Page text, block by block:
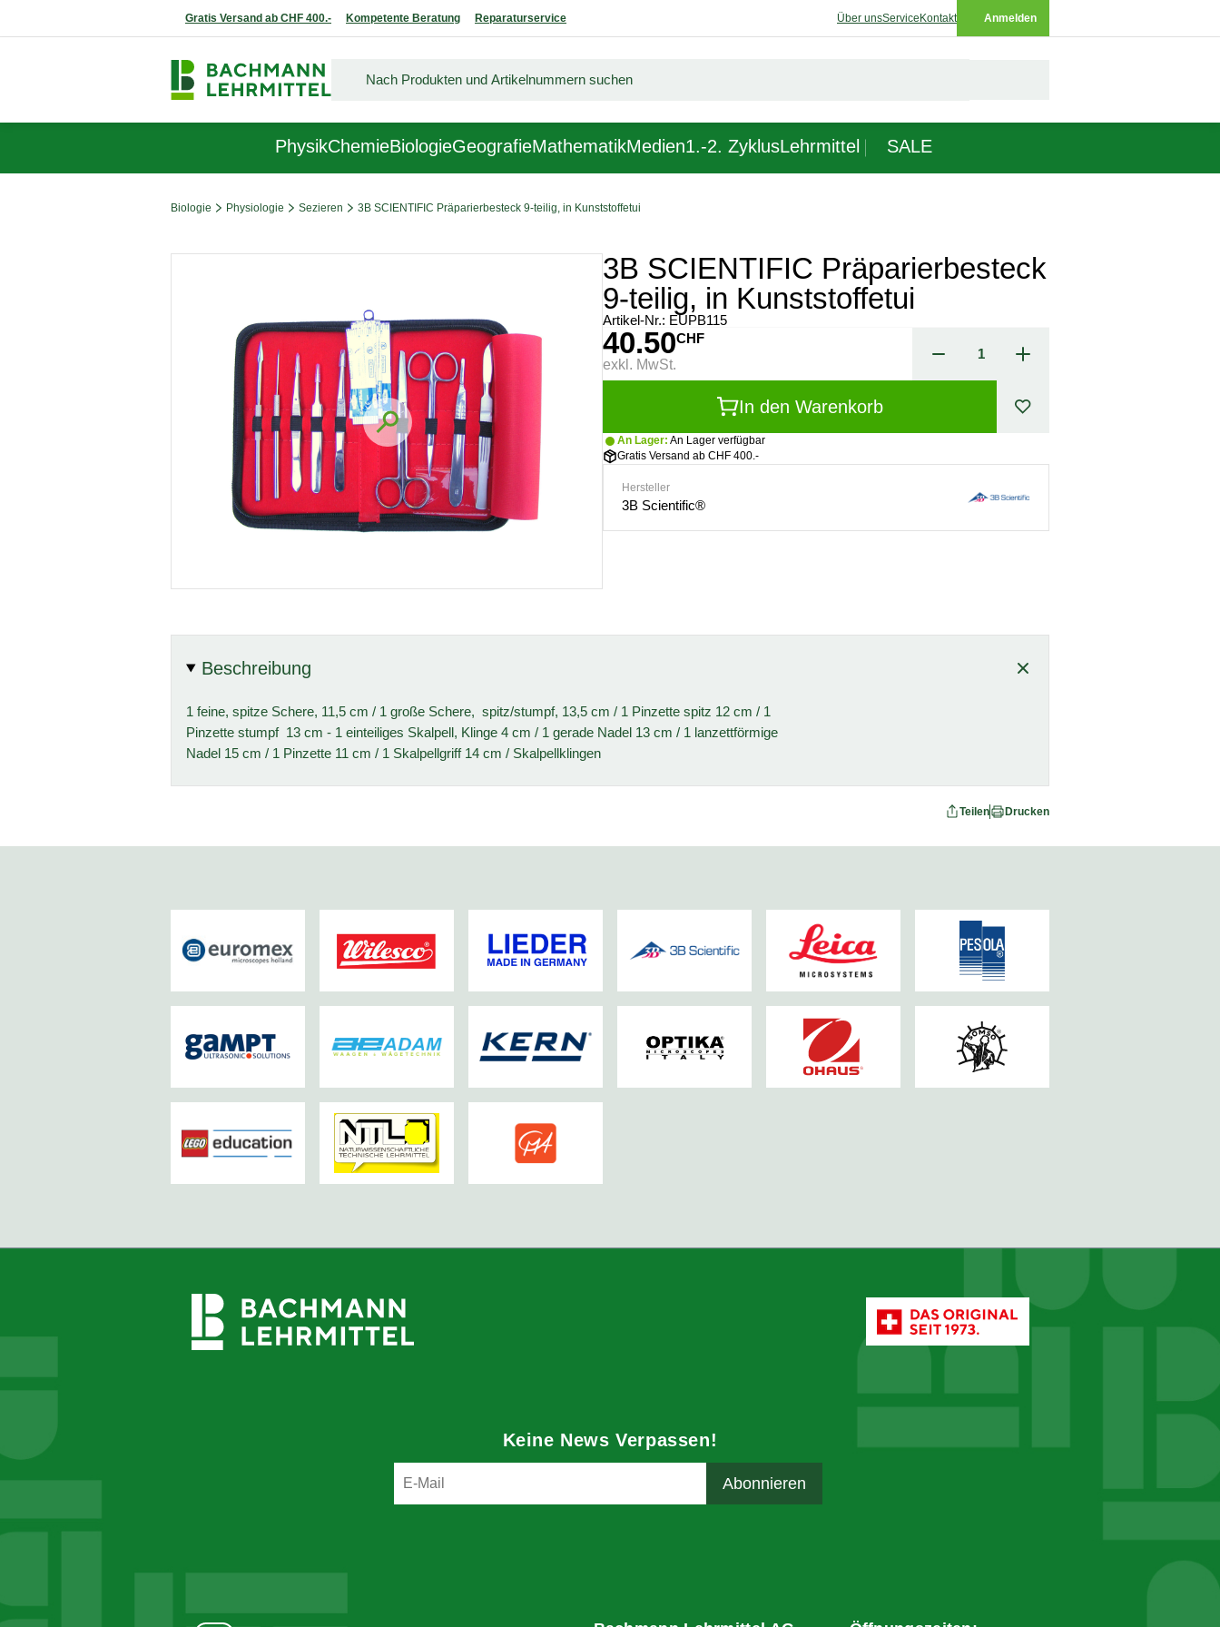
Gratis Versand ab CHF 400.- Kompetente Beratung Reparaturservice Über unsService Kontakt Anmelden
PhysikChemieBiologieGeografieMathematikMedien1.-2. ZyklusLehrmittel SALE
Biologie Physiologie Sezieren 3B SCIENTIFIC Präparierbesteck 9-teilig, in Kunststoffetui
3B SCIENTIFIC Präparierbesteck
9-teilig, in Kunststoffetui
Artikel-Nr.: EUPB115
40.50CHF
exkl. MwSt.
In den Warenkorb
An Lager: An Lager verfügbar
Gratis Versand ab CHF 400.-
Hersteller
3B Scientific®
Beschreibung
1 feine, spitze Schere, 11,5 cm / 1 große Schere, spitz/stumpf, 13,5 cm / 1 Pinzette spitz 12 cm / 1
Pinzette stumpf 13 cm - 1 einteiliges Skalpell, Klinge 4 cm / 1 gerade Nadel 13 cm / 1 lanzettförmige
Nadel 15 cm / 1 Pinzette 11 cm / 1 Skalpellgriff 14 cm / Skalpellklingen
Teilen Drucken
Keine News Verpassen!